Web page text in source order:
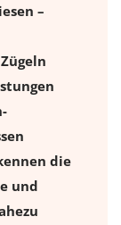
–
die
und